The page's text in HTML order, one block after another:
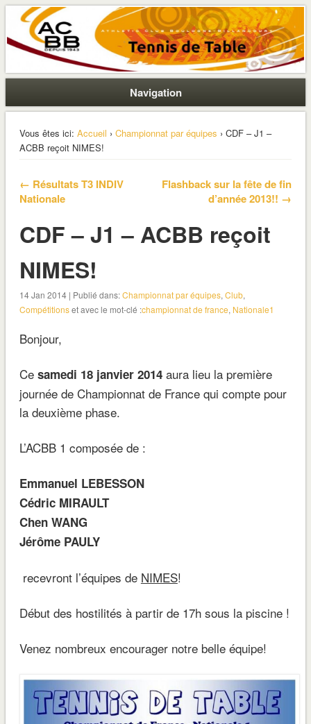
ACBB – Tennis de Table
La section ping de Boulogne
Navigation
Vous êtes ici: Accueil › Championnat par équipes › CDF – J1 –
ACBB reçoit NIMES!
← Résultats T3 INDIV
Nationale
Flashback sur la fête de fin
d’année 2013!! →
CDF – J1 – ACBB reçoit
NIMES!
14 Jan 2014 | Publié dans:Championnat par équipes, Club,
Compétitionset avec le mot-clé :championnat de france, Nationale1
Bonjour,
Ce samedi 18 janvier 2014aura lieu la première
journée de Championnat de France qui compte pour
la deuxième phase.
L’ACBB 1 composée de :
Emmanuel LEBESSON
Cédric MIRAULT
Chen WANG
Jérôme PAULY
recevront l’équipes de NIMES!
Début des hostilités à partir de 17h sous la piscine !
Venez nombreux encourager notre belle équipe!